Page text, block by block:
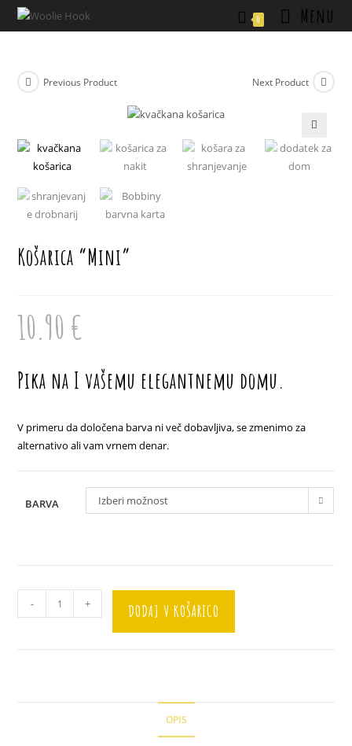
Skip
to
0 Menu
Previous Product Next Product
🔍
Košarica “Mini”
10.90 €
Pika na I vašemu elegantnemu domu.
V primeru da določena barva ni več dobavljiva, se zmenimo za
alternativo ali vam vrnem denar.
BARVA Izberi možnost
Košarica
"Mini"
- + DODAJ V KOŠARICO
OPIS